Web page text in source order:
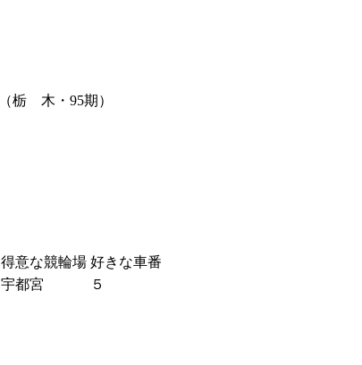
（栃 木・95期）
得意な競輪場 好きな車番
宇都宮
５